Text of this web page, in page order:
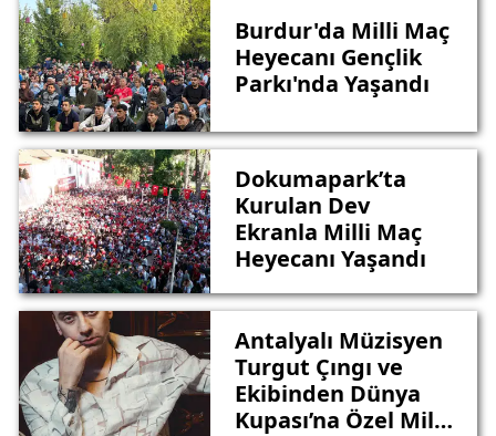
Burdur'da Milli Maç
Heyecanı Gençlik
Parkı'nda Yaşandı
Dokumapark’ta
Kurulan Dev
Ekranla Milli Maç
Heyecanı Yaşandı
Antalyalı Müzisyen
Turgut Çıngı ve
Ekibinden Dünya
Kupası’na Özel Milli